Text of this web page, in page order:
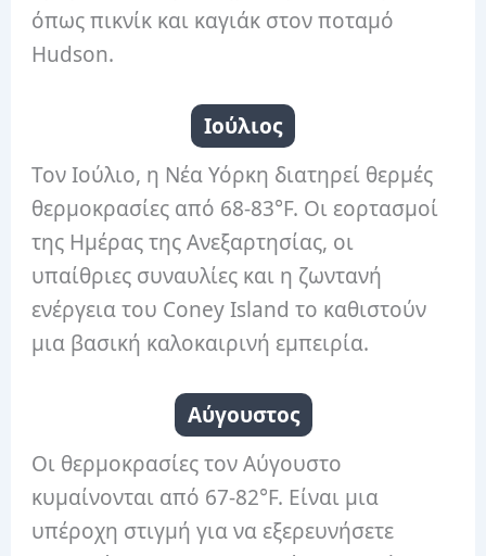
όπως πικνίκ και καγιάκ στον ποταμό
Hudson.
Ιούλιος
Τον Ιούλιο, η Νέα Υόρκη διατηρεί θερμές
θερμοκρασίες από 68-83°F. Οι εορτασμοί
της Ημέρας της Ανεξαρτησίας, οι
υπαίθριες συναυλίες και η ζωντανή
ενέργεια του Coney Island το καθιστούν
μια βασική καλοκαιρινή εμπειρία.
Αύγουστος
Οι θερμοκρασίες τον Αύγουστο
κυμαίνονται από 67-82°F. Είναι μια
υπέροχη στιγμή για να εξερευνήσετε